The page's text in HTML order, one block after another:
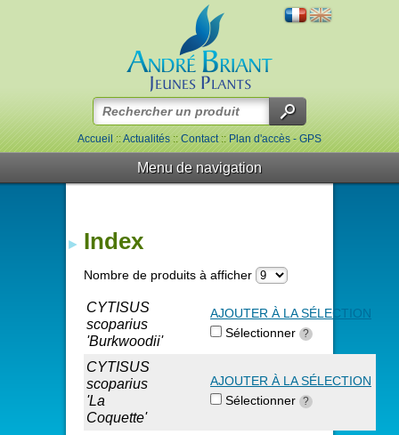
Accueil::Actualités::Contact::Plan d'accès - GPS
Menu de navigation
Index
Nombre de produits à afficher
CYTISUS
scoparius
'Burkwoodii'
AJOUTER À LA SÉLECTION
Sélectionner ?
CYTISUS
scoparius
'La
Coquette'
AJOUTER À LA SÉLECTION
Sélectionner ?